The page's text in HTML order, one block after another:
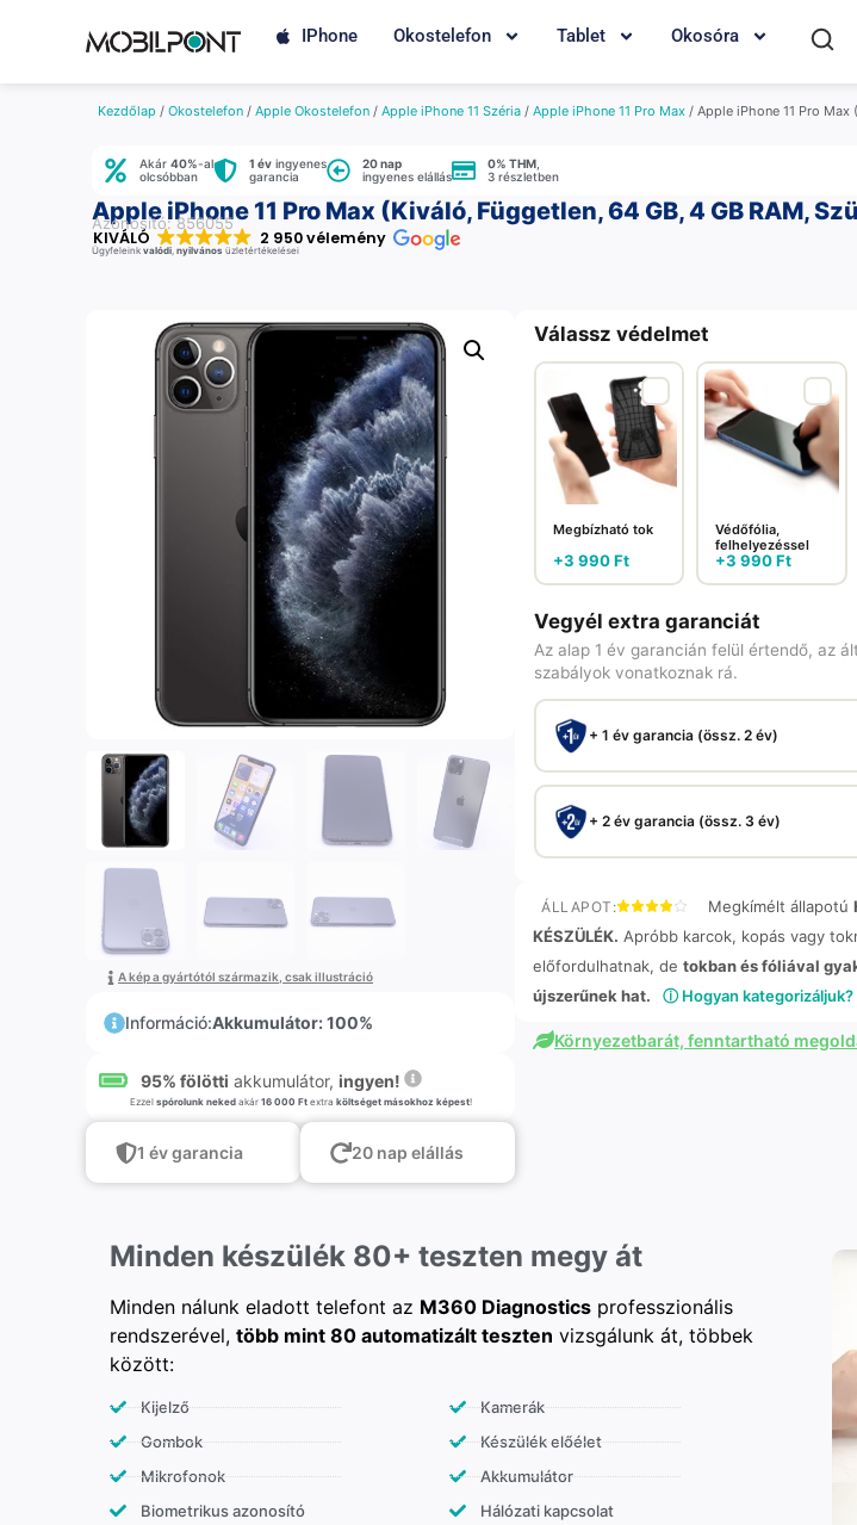
IPhone Okostelefon Tablet Okosóra
Kezdőlap / Okostelefon / Apple Okostelefon / Apple iPhone 11 Széria / Apple iPhone 11 Pro Max / Apple iPhone 11 Pro Max
Akár 40%-al
olcsóbban
1 év ingyenes
garancia
20 nap
ingyenes elállás
0% THM
3 részletben
Apple iPhone 11 Pro Max (Kiváló, Független, 64 GB, 4 GB RAM,
Azonosító: 856055
KIVÁLÓ 2 950 vélemény
Ügyfeleink valódi, nyilvános üzletértékelései
A kép a gyártótól származik, csak illustráció
Információ:Akkumulátor: 100%
95% fölötti akkumulátor, ingyen!
Ezzel spórolunk nekedakár 16 000 Ftextra költséget másokhoz képest!
1 év garancia 20 nap elállás
Válassz védelmet
Megbízható tok
+3 990Ft
Védőfólia,
felhelyezéssel
+3 990Ft
Vegyél extra garanciát
Az alap 1 év garancián felül értendő, az
szabályok vonatkoznak rá.
+ 1 év garancia (össz. 2 év)
+ 2 év garancia (össz. 3 év)
ÁLLAPOT: Megkímélt állapotú
KÉSZÜLÉK. Apróbb karcok, kopás vagy
előfordulhatnak, de tokban és fóliával
újszerűnek hat.
ⓘ Hogyan kategorizáljuk?
Környezetbarát, fenntartható
Minden készülék 80+ teszten megy át
Minden nálunk eladott telefont az M360 Diagnostics professzionális
rendszerével, több mint 80 automatizált teszten vizsgálunk át, többek
között:
Kijelző
Gombok
Mikrofonok
Biometrikus azonosító
Kamerák
Készülék előélet
Akkumulátor
Hálózati kapcsolat